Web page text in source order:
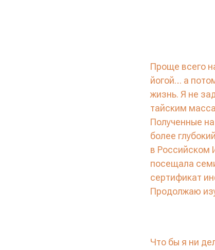
Проще всего
йогой… а
жизнь. Я не
тайским
Полученные
более
в Российском
посещала
сертификат
Продолжаю
Что бы я ни